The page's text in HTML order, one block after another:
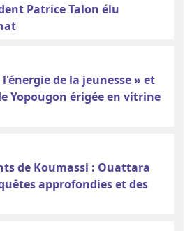
Patrice Talon élu
de la jeunesse » et
Yopougon érigée en vitrine
de Koumassi : Ouattara
approfondies et des